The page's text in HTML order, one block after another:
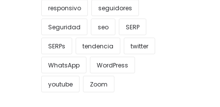
responsivo seguidores
Seguridad seo SERP
SERPs tendencia twitter
WhatsApp WordPress
youtube Zoom